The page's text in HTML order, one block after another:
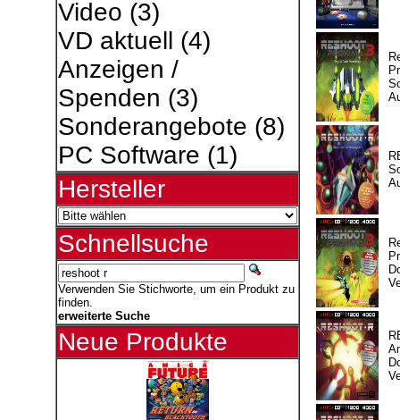
Video (3)
VD aktuell (4)
Anzeigen /
Spenden (3)
Sonderangebote (8)
PC Software (1)
Hersteller
Schnellsuche
Verwenden Sie Stichworte, um ein Produkt zu
finden.
erweiterte Suche
Neue Produkte